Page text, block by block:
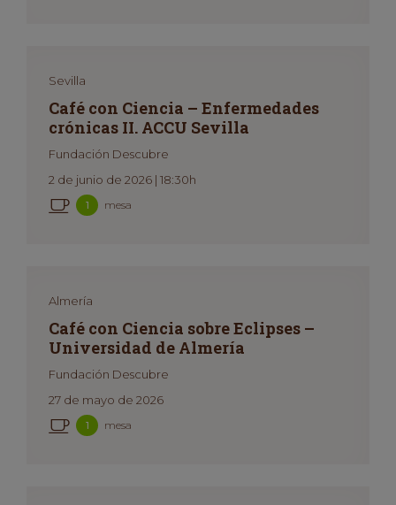
Sevilla
Café con Ciencia – Enfermedades
crónicas II. ACCU Sevilla
Fundación Descubre
2 de junio de 2026 | 18:30h
1 mesa
Almería
Café con Ciencia sobre Eclipses –
Universidad de Almería
Fundación Descubre
27 de mayo de 2026
1 mesa